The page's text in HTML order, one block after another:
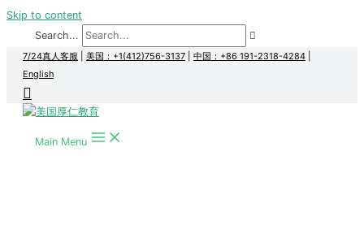
Skip to content
Search...
7/24真人客服 美国：+1(412)756-3137 中国：+86 191-2318-4284
English
Main Menu